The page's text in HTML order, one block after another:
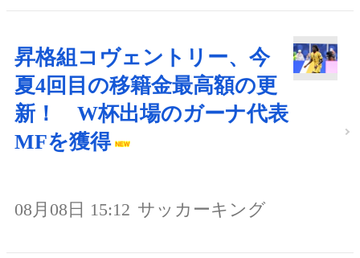
昇格組コヴェントリー、今
夏4回目の移籍金最高額の更
新！ W杯出場のガーナ代表
MFを獲得
08月08日 15:12 サッカーキング